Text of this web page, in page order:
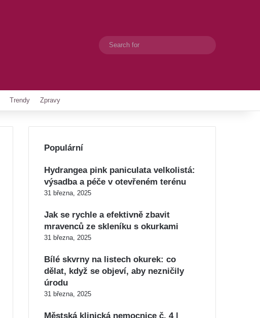
Switch skin
Trendy Zpravy
Populární
Hydrangea pink paniculata velkolistá:
výsadba a péče v otevřeném terénu
31 března, 2025
Jak se rychle a efektivně zbavit
mravenců ze skleníku s okurkami
31 března, 2025
Bílé skvrny na listech okurek: co
dělat, když se objeví, aby nezničily
úrodu
31 března, 2025
Městská klinická nemocnice č. 4 |